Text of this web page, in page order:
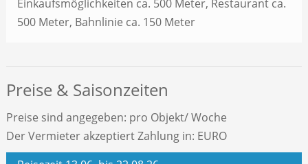
Einkaufsmöglichkeiten ca. 500 Meter, Restaurant ca.
500 Meter, Bahnlinie ca. 150 Meter
Preise & Saisonzeiten
Preise sind angegeben: pro Objekt/ Woche
Der Vermieter akzeptiert Zahlung in: EURO